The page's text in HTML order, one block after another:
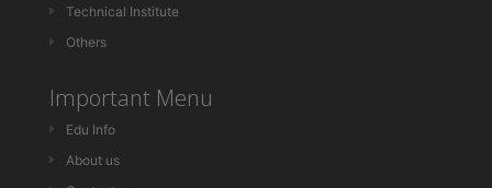
Technical Institute
Others
Important Menu
Edu Info
About us